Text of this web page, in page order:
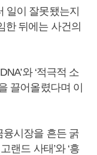
일이 잘못됐는지
한 뒤에는 사건의
와 ‘적극적 소
끌어올렸다며 이
융시장을 흔든 굵
랜드 사태’와 ‘흥